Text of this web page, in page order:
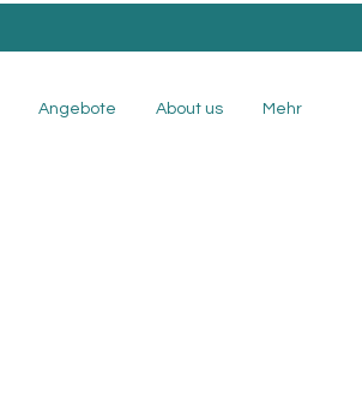
Angebote About us Mehr